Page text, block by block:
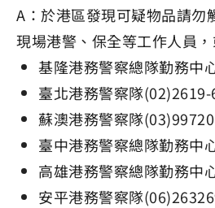
A：於港區發現可疑物品請勿
現場港警、保全等工作人員
基隆港務警察總隊勤務中
臺北港務警察隊(02)2619-
蘇澳港務警察隊
臺中港務警察總隊勤務中
高雄港務警察總隊勤務中
安平港務警察隊